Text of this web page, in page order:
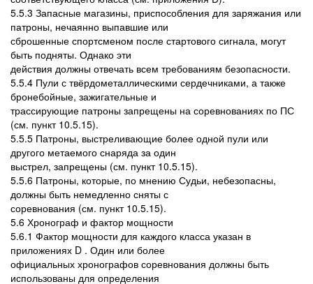
5.5.3 Запасные магазины, приспособления для заряжания или
патроны, нечаянно выпавшие или
сброшенные спортсменом после стартового сигнала, могут
быть подняты. Однако эти
действия должны отвечать всем требованиям безопасности.
5.5.4 Пули с твёрдометаллическими сердечниками, а также
бронебойные, зажигательные и
трассирующие патроны запрещены на соревнованиях по ПС
(см. пункт 10.5.15).
5.5.5 Патроны, выстреливающие более одной пули или
другого метаемого снаряда за один
выстрел, запрещены (см. пункт 10.5.15).
5.5.6 Патроны, которые, по мнению Судьи, небезопасны,
должны быть немедленно сняты с
соревнования (см. пункт 10.5.15).
5.6 Хронограф и фактор мощности
5.6.1 Фактор мощности для каждого класса указан в
приложениях D . Один или более
официальных хронографов соревнования должны быть
использованы для определения